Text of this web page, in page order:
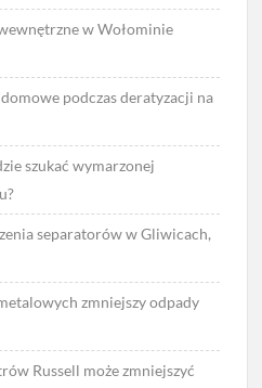
w Wołominie
podczas deratyzacji na
szukać wymarzonej
separatorów w Gliwicach,
zmniejszy odpady
Russell może zmniejszyć